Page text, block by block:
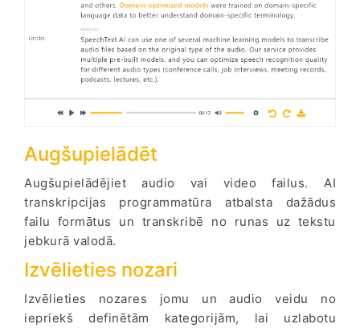
Augšupielādēt
Augšupielādējiet audio vai video failus. AI
transkripcijas programmatūra atbalsta dažādus
failu formātus un transkribē no runas uz tekstu
jebkurā valodā.
Izvēlieties nozari
Izvēlieties nozares jomu un audio veidu no
iepriekš definētām kategorijām, lai uzlabotu